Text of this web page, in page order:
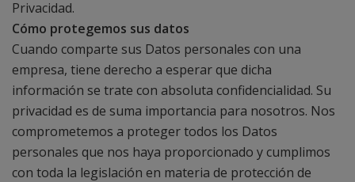
Privacidad.
Cómo protegemos sus datos
Cuando comparte sus Datos personales con una
empresa, tiene derecho a esperar que dicha
información se trate con absoluta confidencialidad. Su
privacidad es de suma importancia para nosotros. Nos
comprometemos a proteger todos los Datos
personales que nos haya proporcionado y cumplimos
con toda la legislación en materia de protección de